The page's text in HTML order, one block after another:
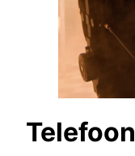
Telefoon